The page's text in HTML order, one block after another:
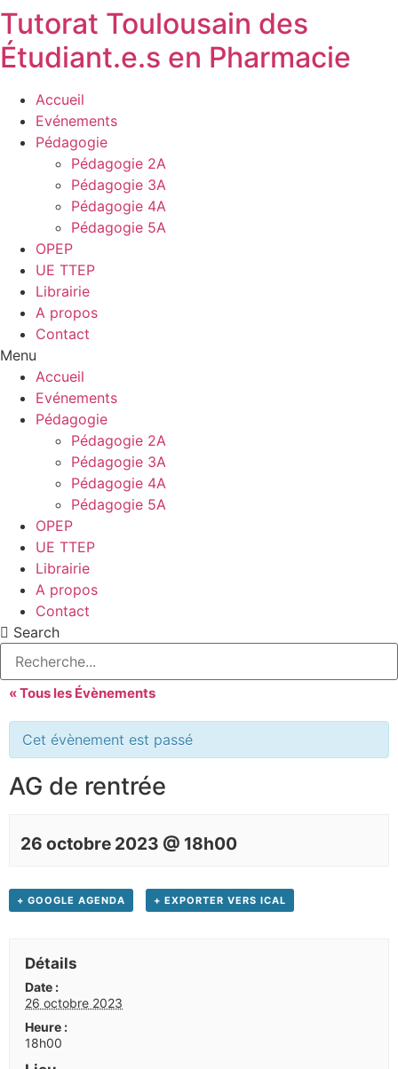
Tutorat Toulousain des
Étudiant.e.s en Pharmacie
Accueil
Evénements
Pédagogie
Pédagogie 2A
Pédagogie 3A
Pédagogie 4A
Pédagogie 5A
OPEP
UE TTEP
Librairie
A propos
Contact
Menu
Accueil
Evénements
Pédagogie
Pédagogie 2A
Pédagogie 3A
Pédagogie 4A
Pédagogie 5A
OPEP
UE TTEP
Librairie
A propos
Contact
Search
« Tous les Évènements
Cet évènement est passé
AG de rentrée
26 octobre 2023 @ 18h00
+ GOOGLE AGENDA + EXPORTER VERS ICAL
Détails
Date :
26 octobre 2023
Heure :
18h00